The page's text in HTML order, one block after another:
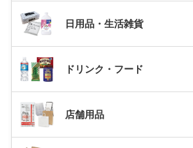
日用品・生活雑貨
ドリンク・フード
店舗用品